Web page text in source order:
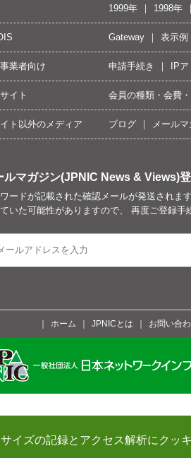
イズの記録とアクセス解析にクッ
1999年
1998年
Gateway 表示例
業者向け 申請手続き IP
イト 会員の種類・会費
ト以外のメディア ブログ メール
ルマガジン(JPNIC News & Views)
ードが記載された確認メールが発送されま
いた可能性がありますので、 再度ご登録手
ホーム JPNICとは お問い合